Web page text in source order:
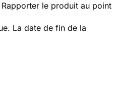
le produit au point
La date de fin de la